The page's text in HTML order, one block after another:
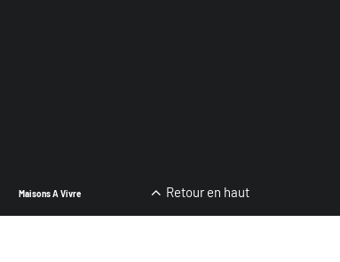
Maisons A Vivre Retour en haut